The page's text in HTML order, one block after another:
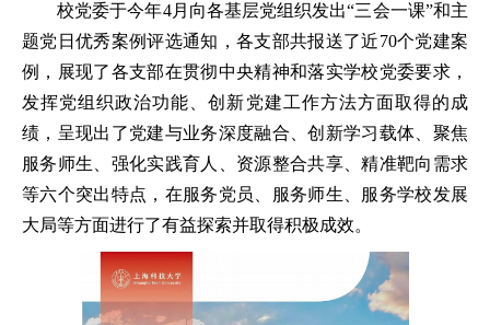
校党委于今年4月向各基层党组织发出“三会一课”和主
题党日优秀案例评选通知，各支部共报送了近70个党建案
例，展现了各支部在贯彻中央精神和落实学校党委要求，
发挥党组织政治功能、创新党建工作方法方面取得的成
绩，呈现出了党建与业务深度融合、创新学习载体、聚焦
服务师生、强化实践育人、资源整合共享、精准靶向需求
等六个突出特点，在服务党员、服务师生、服务学校发展
大局等方面进行了有益探索并取得积极成效。